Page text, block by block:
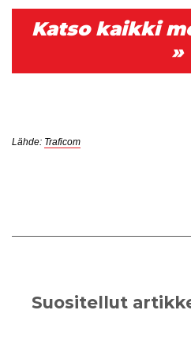
Katso kaikki
»
Lähde: Traficom
Suositellut